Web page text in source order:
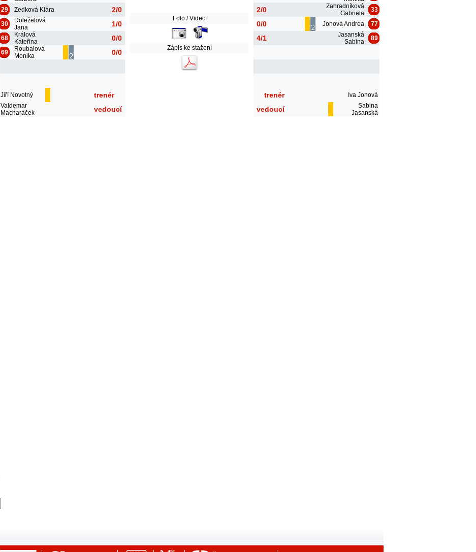
29 Zedková Klára 2/0
30
Doleželová
Jana
1/0
68
Králová
Kateřina
0/0
69
Roubalová
Monika
0/0
Jiří Novotný trenér
Valdemar
Macharáček
vedoucí
Foto / Video
Zápis ke stažení
2/0
Zahradníková
Gabriela
33
0/0 Jonová Andrea 77
4/1
Jasanská
Sabina
89
trenér Iva Jonová
vedoucí
Sabina
Jasanská